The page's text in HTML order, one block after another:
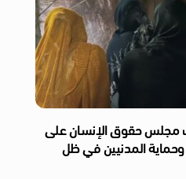
مجلس حقوق الإنسان على
وحماية المدنيين في ظل